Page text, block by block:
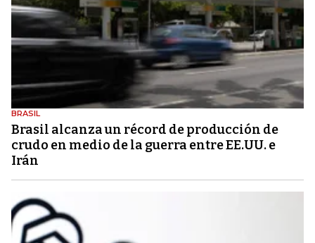
BRASIL
Brasil alcanza un récord de producción de
crudo en medio de la guerra entre EE.UU. e
Irán